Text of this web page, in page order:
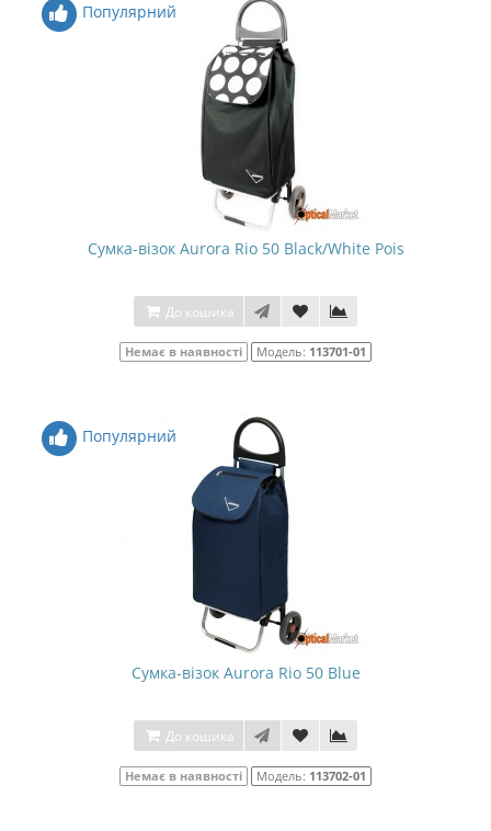
Популярний
Сумка-візок Aurora Rio 50 Black/White Pois
До кошика
Немає в наявності Модель: 113701-01
Популярний
Сумка-візок Aurora Rio 50 Blue
До кошика
Немає в наявності Модель: 113702-01